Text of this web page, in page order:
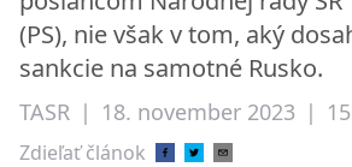
(PS), nie však v tom, aký
sankcie na samotné Rusko.
TASR | 18. november 2023 |
Zdieľať článok